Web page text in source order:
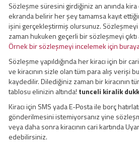
Sözleşme süresini girdiğiniz an anında
ekranda belirir her şey tamamsa kayıt
işini gerçekleştirmiş olursunuz.
zaman hukuken geçerli bir sözleşmeyi
Örnek bir sözleşmeyi incelemek için buraya
Sözleşme yapıldığında her kiracı için bir
ve kiracının sizle olan tüm para alış verişi
kaydedilir. Dilediğiniz zaman bir kiracının
tablosu elinizin altında! tunceli kiralik
Kiracı için SMS yada E-Posta ile borç
gönderilmesini istemiyorsanız yine
veya daha sonra kiracının cari kartında
edebilirsiniz.